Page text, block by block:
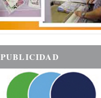
PUBLICIDAD